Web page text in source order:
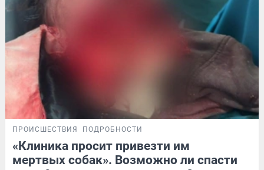
ПРОИСШЕСТВИЯ ПОДРОБНОСТИ
«Клиника просит привезти им
мертвых собак». Возможно ли спасти